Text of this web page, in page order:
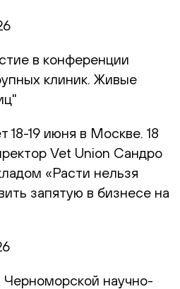
в конференции
клиник. Живые
18-19 июня в Москве. 18
Vet Union Сандро
«Расти нельзя
запятую в бизнесе на
Черноморской научно-